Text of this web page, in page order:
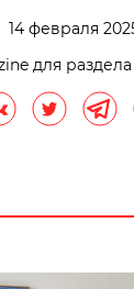
14 февраля
для